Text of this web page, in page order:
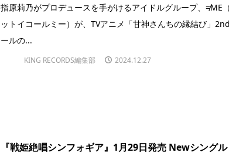
指原莉乃がプロデュースを手がけるアイドルグループ、≠ME
ットイコールミー）が、TVアニメ「甘神さんちの縁結び」
ールの...
KING RECORDS編集部 2024.12.27
『戦姫絶唱シンフォギア』1月29日発売 Newシングル